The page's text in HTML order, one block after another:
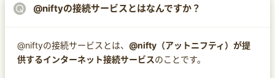
@niftyの接続サービスとはなんですか？
@niftyの接続サービスとは、 @nifty（アットニフティ）が提
供するインターネット接続サービスのことです。